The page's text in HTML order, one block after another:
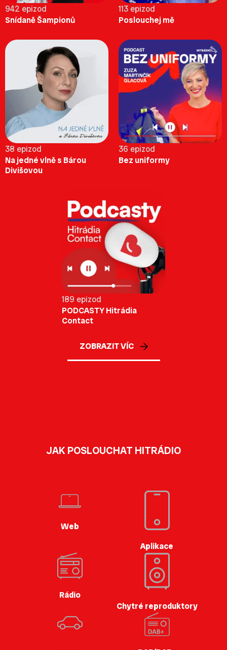
942 epizod
Snídaně Šampionů
113 epizod
Poslouchej mě
38 epizod
Na jedné vlně s Bárou
Divišovou
36 epizod
Bez uniformy
189 epizod
PODCASTY Hitrádia
Contact
ZOBRAZIT VÍC
JAK POSLOUCHAT HITRÁDIO
Web
Aplikace
Rádio
Chytré reproduktory